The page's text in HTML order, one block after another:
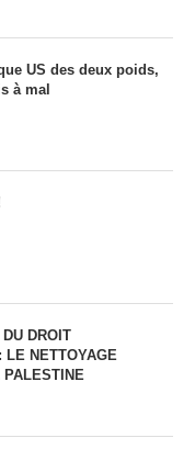
US des deux poids,
à mal
DROIT
LE NETTOYAGE